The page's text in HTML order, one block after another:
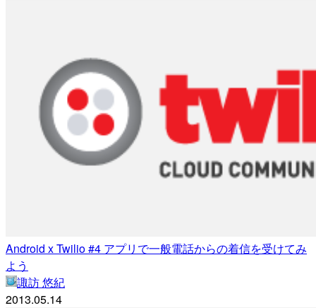
Android x Twilio #4 アプリで一般電話からの着信を受けてみ
よう
諏訪 悠紀
2013.05.14